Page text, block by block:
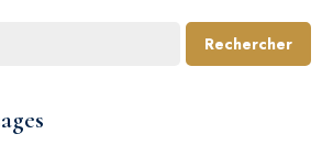
Rechercher